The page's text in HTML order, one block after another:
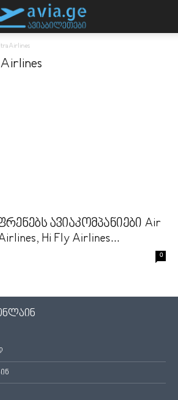
Airlines
ავიაკომპანიები Air
Hi Fly Airlines...
0